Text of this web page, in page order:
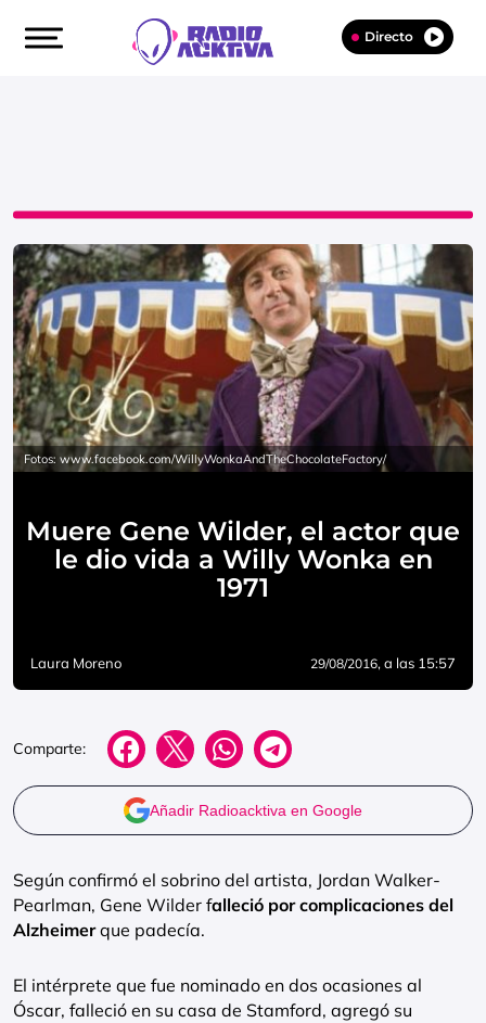
Directo
Fotos: www.facebook.com/WillyWonkaAndTheChocolateFactory/
Muere Gene Wilder, el actor que
le dio vida a Willy Wonka en
1971
Laura Moreno 29/08/2016, a las 15:57
Comparte:
Añadir Radioacktiva en Google
Según confirmó el sobrino del artista, Jordan Walker-
Pearlman, Gene Wilder falleció por complicaciones del
Alzheimerque padecía.
El intérprete que fue nominado en dos ocasiones al
Óscar, falleció en su casa de Stamford, agregó su